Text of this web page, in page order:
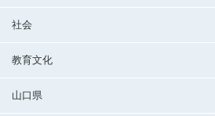
社会
教育文化
山口県